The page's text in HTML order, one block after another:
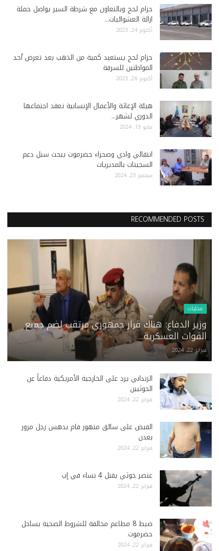
حزام لحج وبالتعاون مع شرطة السير يواصل حملة
ازالة العشوائيات...
أكتوبر 24, 2023
حزام لحج يستعيد كمية من الذهب بعد تعرض أحد
المواطنين للسرقة
أكتوبر 26, 2023
هيئة الإغاثة والأعمال الإنسانية تعقد اجتماعها
الدوري لشهر...
مايو 13, 2024
انتقالي وادي وصحراء حضرموت يبحث سبل دعم
السجينات بالمديريات
سبتمبر 23, 2024
RECOMMENDED POSTS
محليات
وزير الدفاع: هناك قرار جمهوري مرتقب لضم جميع
القوات العسكرية...
فبراير 22, 2024
الزنداني يرد على الخارجية الأمريكية دفاعاً عن
الحوثيين
فبراير 22, 2024
القبض على سائق متهور قام بدهس رجل مرور
بعدن
فبراير 22, 2024
عنصر حوثي يقتل 4 نساء في إب
فبراير 22, 2024
ضبط 8 مطاعم مخالفة للشروط الصحية بساحل
حضرموت
فبراير 22, 2024